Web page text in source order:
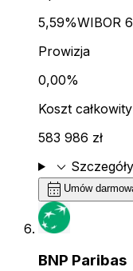
5,59%WIBOR
Prowizja
0,00%
Koszt całkowity
583 986 zł
expand_more
calendar_month Umów
BNP Paribas